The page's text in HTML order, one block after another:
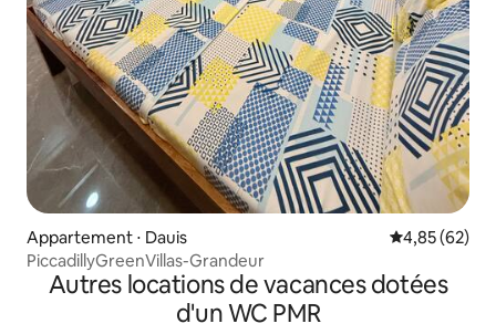
Appartement ⋅ Dauis Évaluation
4,85 (62)
PiccadillyGreenVillas-Grandeur
Autres locations de vacances dotées
d'un WC PMR